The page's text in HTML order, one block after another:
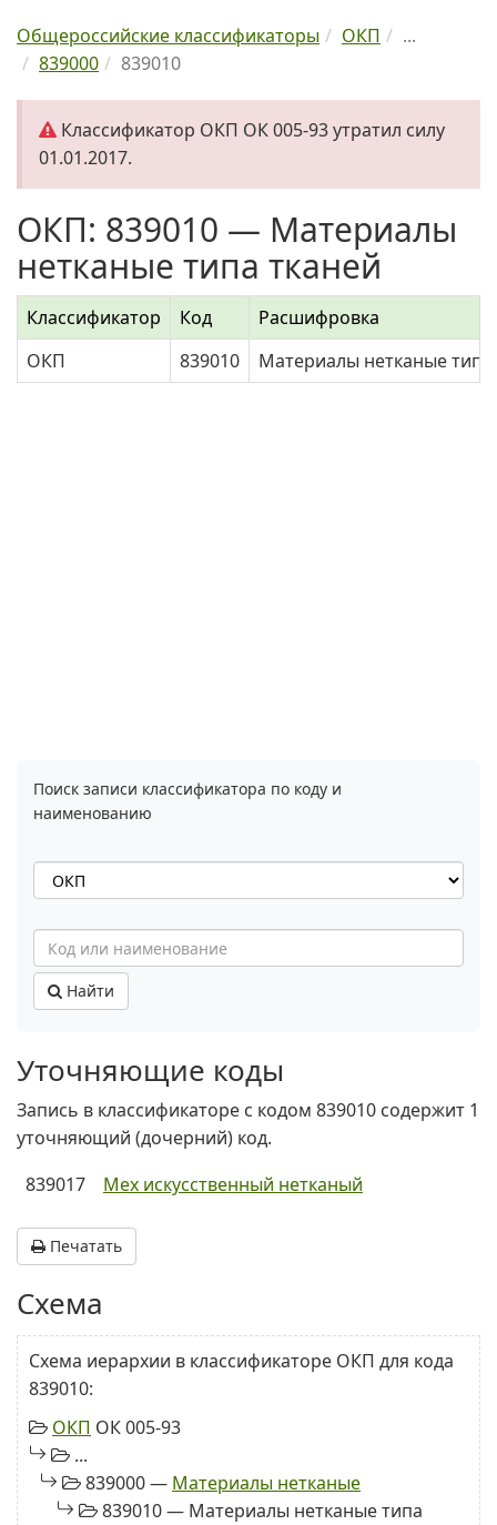
Общероссийские классификаторы ОКП
...
839000
839010
Классификатор ОКП ОК 005-93 утратил силу
01.01.2017.
ОКП: 839010 — Материалы
нетканые типа тканей
Классификатор Код
Расшифровка
ОКП
839010 Материалы нетканые типа
Поиск записи классификатора по коду и
наименованию
Найти
Уточняющие коды
Запись в классификаторе с кодом 839010 содержит 1
уточняющий (дочерний) код.
839017
Мех искусственный нетканый
Печатать
Схема
Схема иерархии в классификаторе ОКП для кода
839010:
ОКП ОК 005-93
...
839000 — Материалы нетканые
839010 — Материалы нетканые типа